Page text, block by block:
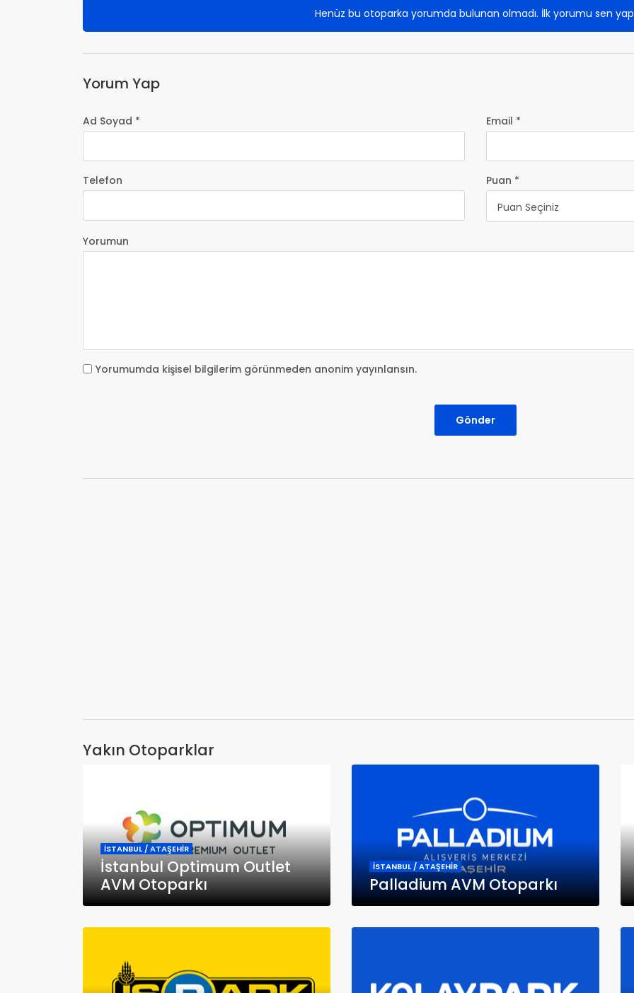
Henüz bu otoparka yorumda bulunan olmadı. İlk yorumu sen
Yorum Yap
Ad Soyad * Email *
Telefon
Puan *
Puan Seçiniz
Yorumun
Yorumumda kişisel bilgilerim görünmeden anonim yayınlansın.
Gönder
Yakın Otoparklar
İSTANBUL / ATAŞEHİR
İstanbul Optimum Outlet
AVM Otoparkı
İSTANBUL / ATAŞEHİR
Palladium AVM Otoparkı